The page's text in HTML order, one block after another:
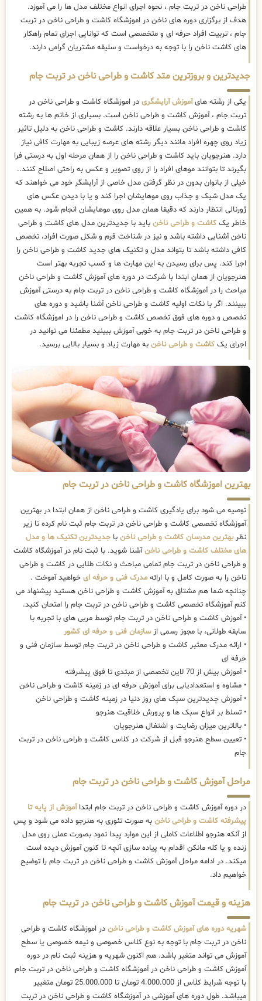
طراحی ناخن در تربت جام ، نحوه اجرای انواع مختلف مدل ها را می آموزد.
هدف از برگزاری دوره های ناخن در اموزشگاه کاشت و طراحی ناخن در تربت
جام ، تربیت افراد حرفه ای و متخصصی است که توانایی اجرای تمام راهکار
های کاشت ناخن را با توجه به درخواست و سلیقه مشتریان گرامی دارند.
جدیدترین و بروزترین متد کاشت و طراحی ناخن در تربت جام
یکی از رشته هایآموزش آرایشگری در اموزشگاه کاشت و طراحی ناخن در
تربت جام ، آموزش کاشت و طراحی ناخن است. بسیاری از خانم ها به رشته
کاشت و طراحی ناخن بسیار علاقه دارند. کاشت و طراحی ناخن به دلیل تاثیر
زیاد روی چهره افراد مانند دیگر رشته های عرصه زیبایی به مهارت کافی نیاز
دارد. هنرجویان باید کاشت و طراحی ناخن را از همان مرحله اول به درستی فرا
بگیرند تا بتوانند موهای افراد را از روی تصویر و عکس به راحتی اصلاح کنند..
خیلی از بانوان بدون در نظر گرفتن مدل خاصی از آرایشگر خود می خواهند که
یک مدل شیک و جذاب روی موهایشان اجرا کند و یا با دیدن عکس های
ژورنالی انتظار دارند که دقیقا همان مدل روی موهایشان انجام شود. به همین
خاطر یک کاشت و طراحی ناخن باید با جدیدترین مدل های کاشت و طراحی
ناخن آشنایی داشته باشد و نیز در شناخت فرم و شکل صورت افراد، تخصص
کافی داشته باشد تا بتواند مدل و تکنیک های جدید کاشت و طراحی ناخن را
اجرا کند. پس برای رسیدن به این مهارت ها و کسب تجربه بهتر است
هنرجویان از همان ابتدا با شرکت در دوره های آموزش کاشت و طراحی ناخن
مباحث را در آموزشگاه کاشت و طراحی ناخن در تربت جام به درستی آموزش
ببینند. اگر با نکات اولیه کاشت و طراحی ناخن آشنا باشید و دوره های
تخصص و دوره های فوق تخصص کاشت و طراحی ناخن را در اموزشگاه کاشت
و طراحی ناخن در تربت جام به خوبی آموزش ببینید مطمئنا می توانید در
اجرای یک کاشت و طراحی ناخن به مهارت زیاد و بسیار بالایی برسید.
بهترین اموزشگاه کاشت و طراحی ناخن در تربت جام
توصیه می شود برای یادگیری کاشت و طراحی ناخن از همان ابتدا در بهترین
آموزشگاه تخصصی کاشت و طراحی ناخن در تربت جام ثبت نام کرده تا زیر
نظربهترین مدرسان کاشت و طراحی ناخن با جدیدترین تکنیک ها و مدل
های مختلف کاشت و طراحی ناخنآشنا شوید. با ثبت نام در آموزشگاه کاشت
و طراحی ناخن در تربت جام تمامی مباحث و نکات طلایی در کاشت و طراحی
ناخن را به صورت کامل و با ارائه مدرک فنی و حرفه ای خواهید آموخت .
چنانچه شما هم مشتاق به آموزش کاشت و طراحی ناخن هستید پیشنهاد می
کنم آموزشگاه تخصصی کاشت و طراحی ناخن در تربت جام را امتحان کنید.
• آموزش کاشت و طراحی ناخن در تربت جام توسط مربی های با تجربه با
سابقه طولانی، با مجوز رسمی ازسازمان فنی و حرفه ای کشور
• ارائه مدرک معتبر کاشت و طراحی ناخن در تربت جام توسط سازمان فنی و
حرفه ای
• آموزش بیش از 70 لاین تخصصی از مبتدی تا فوق پیشرفته
• مشاوه و استعدادیابی برای آموزش حرفه ای در زمینه کاشت و طراحی ناخن
• آموزش جدیدترین سبک های روز دنیا در زمینه کاشت و طراحی ناخن
• تسلط بر انواع سبک ها و پرورش خلاقیت هنرجو
• بالاترین میزان رضایت و اشتغال هنرجویان
• تعیین سطح هنرجو قبل از شرکت در کلاس کاشت و طراحی ناخن در تربت
جام
مراحل آموزش کاشت و طراحی ناخن در تربت جام
در دوره آموزش کاشت و طراحی ناخن در تربت جام ابتداآموزش از پایه تا
پیشرفته کاشت و طراحی ناخن به صورت تئوری به هنرجو داده می شود و پس
از آنکه هنرجو اطلاعات کاملی از این موارد پیدا نمود بصورت عملی روی مدل
زنده و یا کله مانکن اقدام به پیاده سازی آنچه تا کنون آموزش دیده است
میکند. در ادامه مراحل آموزش کاشت و طراحی ناخن در تربت جام را توضیح
خواهیم داد.
هزینه و قیمت آموزش کاشت و طراحی ناخن در تربت جام
شهریه دوره های آموزش کاشت و طراحی ناخن در اموزشگاه کاشت و طراحی
ناخن در تربت جام با توجه به نوع کلاس خصوصی و نیمه خصوصی یا سطح
آموزش می تواند متغیر باشد. هم اکنون شهریه و هزینه ثبت نام در دوره
آموزش کاشت و طراحی ناخن در آموزشگاه کاشت و طراحی ناخن در تربت جام
با توجه شرایط کلاس از 4.000.000 تومان تا 25.000.000 تومان متغییر
میباشد. طول دوره های آموزشی در آموزشگاه کاشت و طراحی ناخن در تربت